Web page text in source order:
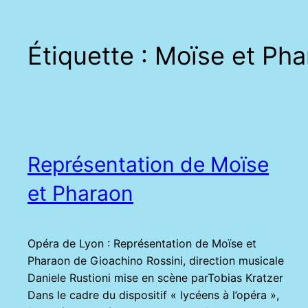
Étiquette : Moïse et
Représentation de Moïse
et Pharaon
Opéra de Lyon : Représentation de Moïse et
Pharaon de Gioachino Rossini, direction musicale
Daniele Rustioni mise en scène parTobias Kratzer
Dans le cadre du dispositif « lycéens à l’opéra »,